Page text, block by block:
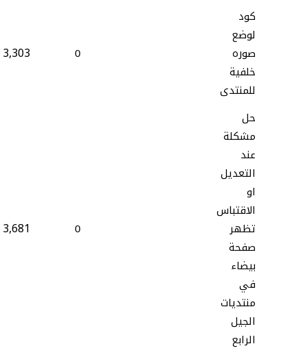
كود
لوضع
صوره
خلفية
للمنتدى
0
3,303
حل
مشكلة
عند
التعديل
او
الاقتباس
تظهر
صفحة
بيضاء
في
منتديات
الجيل
الرابع
0
3,681